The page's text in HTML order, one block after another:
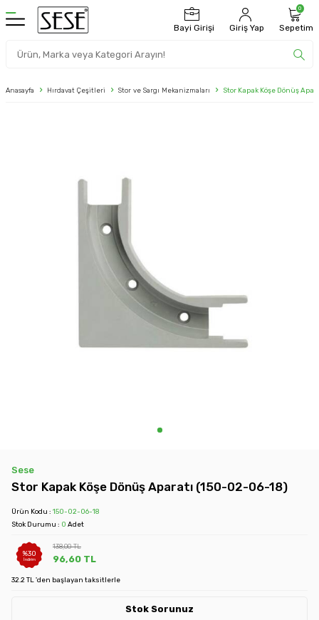
Bayi Girişi Giriş Yap
0
Sepetim
Anasayfa Hırdavat Çeşitleri Stor ve Sargı Mekanizmaları Stor Kapak Köşe Dönüş
Sese
Stor Kapak Köşe Dönüş Aparatı (150-02-06-18)
Ürün Kodu : 150-02-06-18
Stok Durumu : 0 Adet
%30
İndirim
138,00TL
96,60 TL
32.2 TL 'den başlayan taksitlerle
Stok Sorunuz